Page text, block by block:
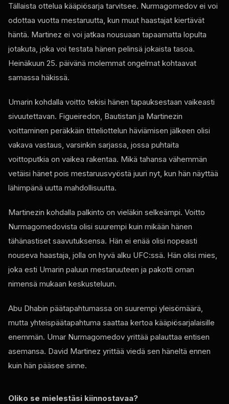
Tällaista ottelua kääpiösarja tarvitsee. Nurmagomedov ei voi
odottaa vuotta mestaruutta, kun muut haastajat kiertävät
häntä. Martinez ei voi jatkaa nousuaan tapaamatta lopulta
jotakuta, joka voi testata hänen pelinsä jokaista tasoa.
Heinäkuun 25. päivänä molemmat ongelmat kohtaavat
samassa häkissä.
Umarin kohdalla voitto tekisi hänen tapauksestaan ​​vaikeasti
sivuutettavan. Figueiredon, Bautistan ja Martinezin
voittaminen peräkkäin titteliottelun häviämisen jälkeen olisi
vakava vastaus, varsinkin sarjassa, jossa puhtaita
voittoputkia on vaikea rakentaa. Mikä tahansa vähemmän
vetäisi hänet pois mestaruusvyöstä juuri nyt, kun hän näyttää
lähimpänä uutta mahdollisuutta.
Martinezin kohdalla palkinto on vieläkin selkeämpi. Voitto
Nurmagomedovista olisi suurempi kuin mikään hänen
tähänastiset saavutuksensa. Hän ei enää olisi nopeasti
nouseva haastaja, jolla on hyvä alku UFC:ssä. Hän olisi mies,
joka esti Umarin paluun mestaruuteen ja pakotti oman
nimensä mukaan keskusteluun.
Abu Dhabin päätapahtumassa on suurempi yleisömäärä,
mutta yhteispäätapahtuma saattaa kertoa kääpiösarjalaisille
enemmän. Umar Nurmagomedov yrittää palauttaa entisen
asemansa. David Martinez yrittää viedä sen häneltä ennen
kuin hän pääsee sinne.
Oliko se mielestäsi kiinnostavaa?